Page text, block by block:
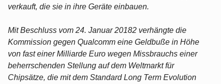
verkauft, die sie in ihre Geräte einbauen.
Mit Beschluss vom 24. Januar 20182 verhängte die
Kommission gegen Qualcomm eine Geldbuße in Höhe
von fast einer Milliarde Euro wegen Missbrauchs einer
beherrschenden Stellung auf dem Weltmarkt für
Chipsätze, die mit dem Standard Long Term Evolution